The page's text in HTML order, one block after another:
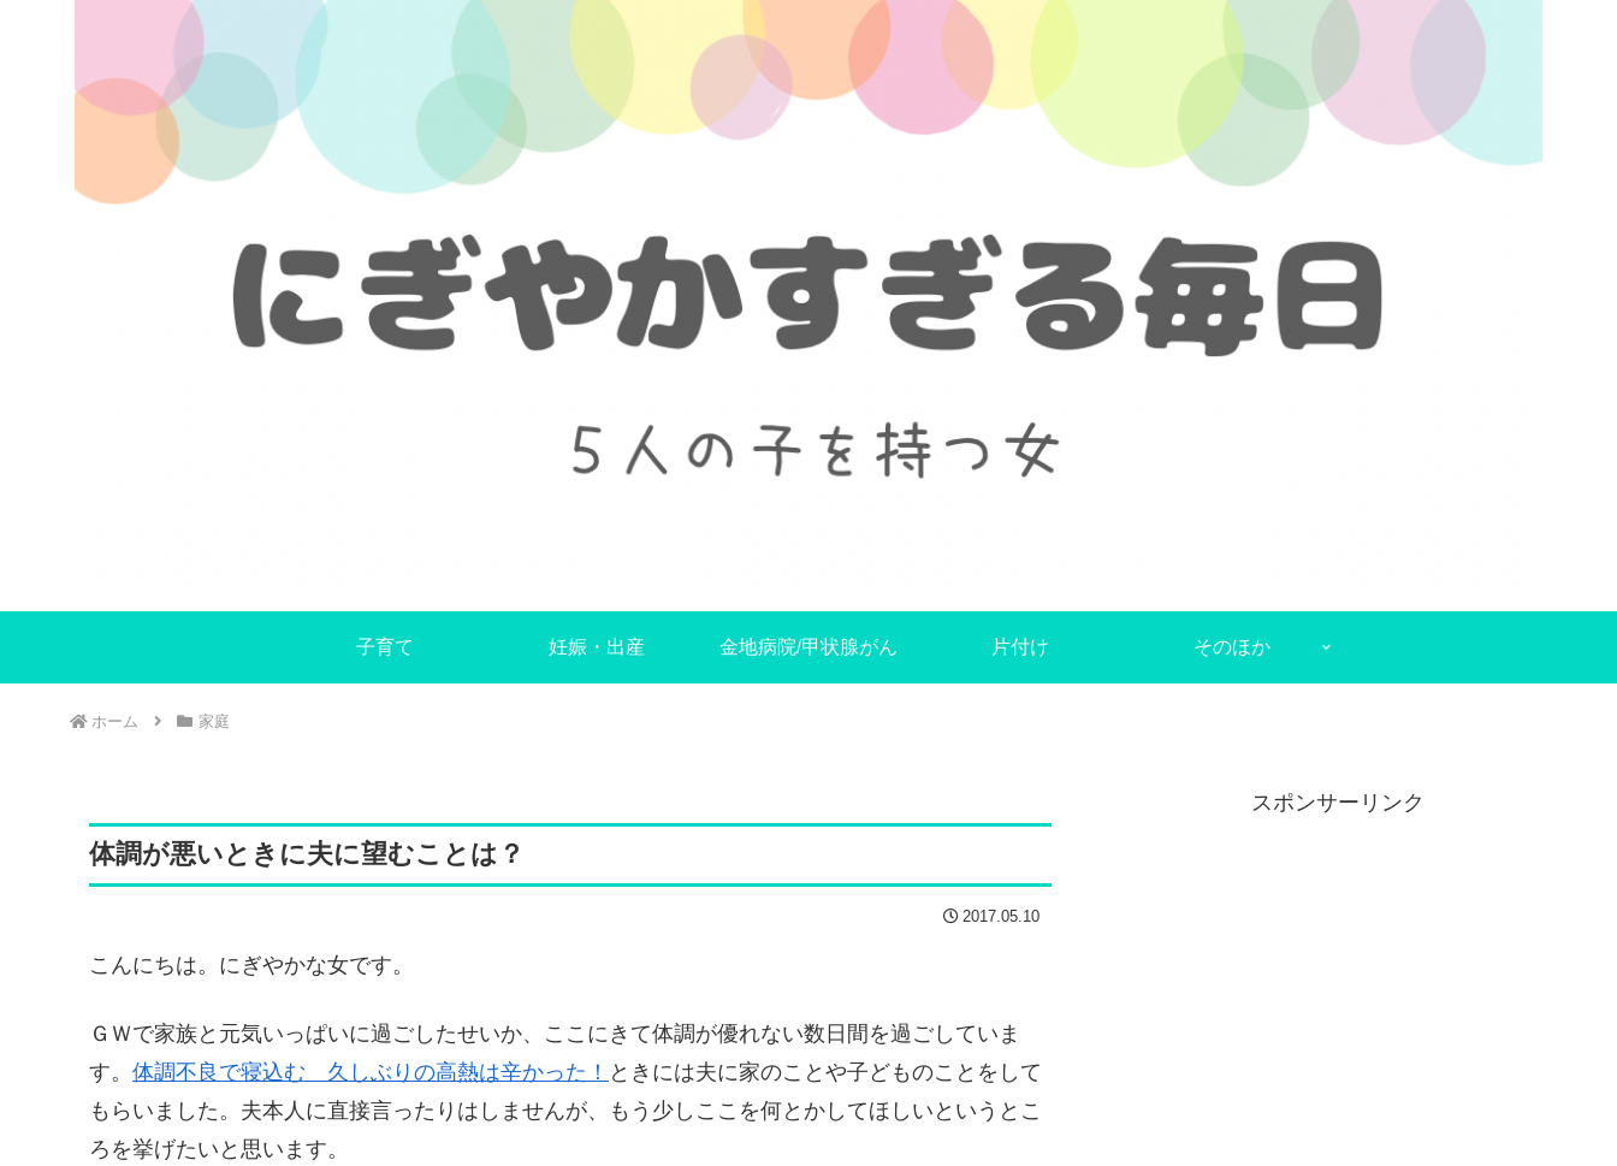
子育て 妊娠・出産 金地病院/甲状腺がん 片付け そのほか
ホーム 家庭
体調が悪いときに夫に望むことは？
2017.05.10
こんにちは。にぎやかな女です。
ＧＷで家族と元気いっぱいに過ごしたせいか、ここにきて体調が優れない数日間を過ごしていま
す。 体調不良で寝込む 久しぶりの高熱は辛かった！ ときには夫に家のことや子どものことをして
もらいました。夫本人に直接言ったりはしませんが、もう少しここを何とかしてほしいというとこ
ろを挙げたいと思います。
スポンサーリンク